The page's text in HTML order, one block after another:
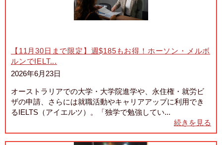
【11月30日まで限定】週$185もお得！ホーソン・メルボ
ルンでIELT...
2026年6月23日
オーストラリアでの大学・大学院進学や、永住権・就労ビ
ザの申請、さらには就職活動やキャリアアップに利用でき
るIELTS（アイエルツ）。「独学で勉強してい...
続きを見る